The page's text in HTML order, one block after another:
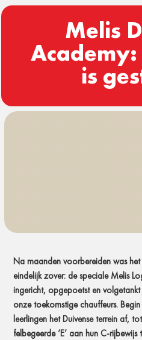
Melis
is
Na maanden voorbereiden was
eindelijk zover: de speciale Melis
ingericht, opgepoetst en
onze toekomstige chauffeurs.
leerlingen het Duivense terrein af,
felbegeerde ‘E’ aan hun C-